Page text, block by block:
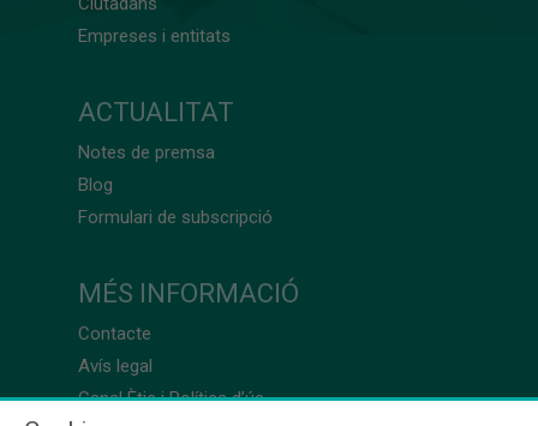
Empreses i entitats
ACTUALITAT
Notes de premsa
Blog
Formulari de subscripció
MÉS INFORMACIÓ
Contacte
Avís legal
Canal Ètic i Política d’ús